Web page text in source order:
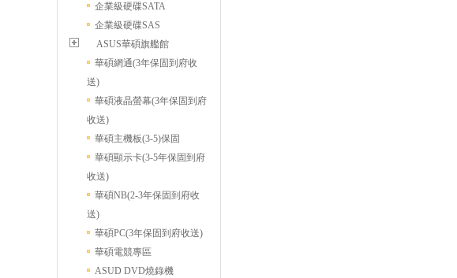
企業級硬碟SATA
企業級硬碟SAS
ASUS華碩旗艦館
華碩網通(3年保固到府收
送)
華碩液晶螢幕(3年保固到府
收送)
華碩主機板(3-5)保固
華碩顯示卡(3-5年保固到府
收送)
華碩NB(2-3年保固到府收
送)
華碩PC(3年保固到府收送)
華碩電競專區
ASUD DVD燒錄機